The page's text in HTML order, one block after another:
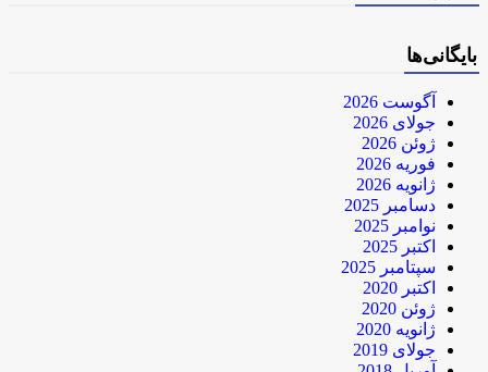
بایگانی‌ها
آگوست 2026
جولای 2026
ژوئن 2026
فوریه 2026
ژانویه 2026
دسامبر 2025
نوامبر 2025
اکتبر 2025
سپتامبر 2025
اکتبر 2020
ژوئن 2020
ژانویه 2020
جولای 2019